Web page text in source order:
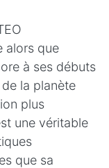
alors que
à ses débuts
la planète
plus
une véritable
que sa